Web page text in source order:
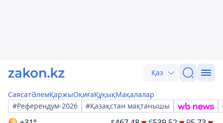
Қаз
СаясатӘлемҚаржыОқиғаҚұқықМақалалар
#Референдум-2026
#Қазақстан мақтанышы